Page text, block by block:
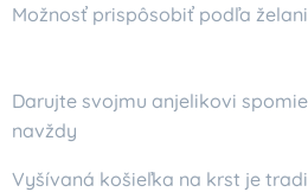
Možnosť prispôsobiť podľa
Darujte svojmu anjelikovi
navždy
Vyšívaná košieľka na krst je